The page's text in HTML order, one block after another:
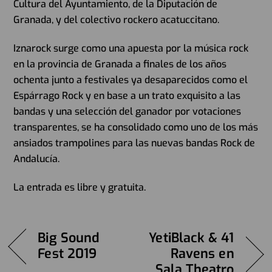
Cultura del Ayuntamiento, de la Diputación de
Granada, y del colectivo rockero acatuccitano.
Iznarock surge como una apuesta por la música rock
en la provincia de Granada a finales de los años
ochenta junto a festivales ya desaparecidos como el
Espárrago Rock y en base a un trato exquisito a las
bandas y una selección del ganador por votaciones
transparentes, se ha consolidado como uno de los más
ansiados trampolines para las nuevas bandas Rock de
Andalucía.
La entrada es libre y gratuita.
Big Sound
Fest 2019
YetiBlack & 41
Ravens en